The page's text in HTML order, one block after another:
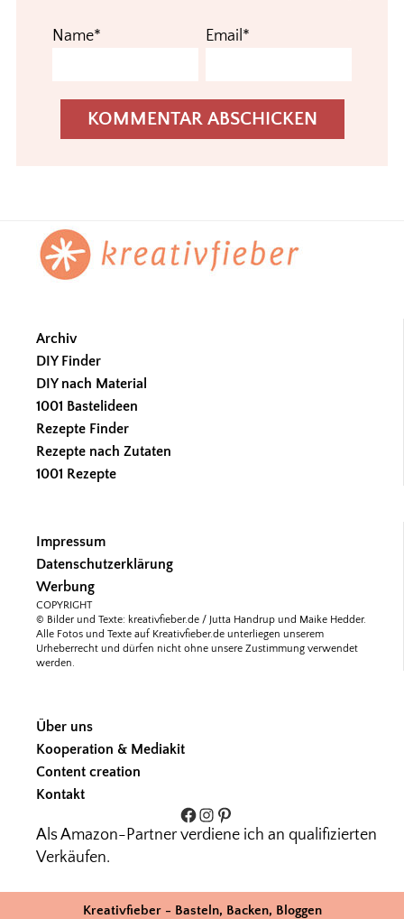
Name* Email*
Footer
Archiv
DIY Finder
DIY nach Material
1001 Bastelideen
Rezepte Finder
Rezepte nach Zutaten
1001 Rezepte
Impressum
Datenschutzerklärung
Werbung
COPYRIGHT
© Bilder und Texte: kreativfieber.de / Jutta Handrup und Maike Hedder.
Alle Fotos und Texte auf Kreativfieber.de unterliegen unserem
Urheberrecht und dürfen nicht ohne unsere Zustimmung verwendet
werden.
Über uns
Kooperation & Mediakit
Content creation
Kontakt
Facebook
Instagram
Pinterest
Als Amazon-Partner verdiene ich an qualifizierten
Verkäufen.
Kreativfieber - Basteln, Backen, Bloggen